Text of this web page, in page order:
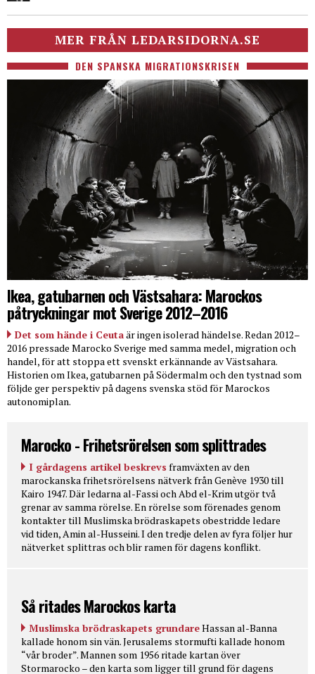
MER FRÅN LEDARSIDORNA.SE
DEN SPANSKA MIGRATIONSKRISEN
Ikea, gatubarnen och Västsahara: Marockos
påtryckningar mot Sverige 2012–2016
Det som hände i Ceutaär ingen isolerad händelse. Redan 2012–
2016 pressade Marocko Sverige med samma medel, migration och
handel, för att stoppa ett svenskt erkännande av Västsahara.
Historien om Ikea, gatubarnen på Södermalm och den tystnad som
följde ger perspektiv på dagens svenska stöd för Marockos
autonomiplan.
Marocko - Frihetsrörelsen som splittrades
I gårdagens artikel beskrevs framväxten av den
marockanska frihetsrörelsens nätverk från Genève 1930 till
Kairo 1947. Där ledarna al-Fassi och Abd el-Krim utgör två
grenar av samma rörelse. En rörelse som förenades genom
kontakter till Muslimska brödraskapets obestridde ledare
vid tiden, Amin al-Husseini. I den tredje delen av fyra följer hur
nätverket splittras och blir ramen för dagens konflikt.
Så ritades Marockos karta
Muslimska brödraskapets grundareHassan al-Banna
kallade honom sin vän. Jerusalems stormufti kallade honom
“vår broder”. Mannen som 1956 ritade kartan över
Stormarocko – den karta som ligger till grund för dagens